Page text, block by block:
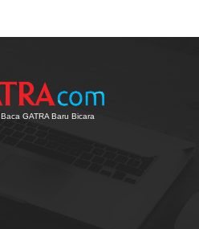
Baca GATRA Baru Bicara